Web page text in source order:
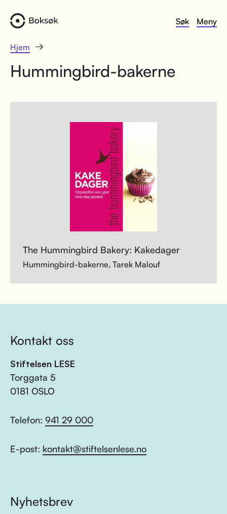
Søk Meny
Hjem
Hummingbird-bakerne
The Hummingbird Bakery: Kakedager
Hummingbird-bakerne, Tarek Malouf
Kontakt oss
Stiftelsen LESE
Torggata 5
0181 OSLO
Telefon: 941 29 000
E-post: kontakt@stiftelsenlese.no
Nyhetsbrev